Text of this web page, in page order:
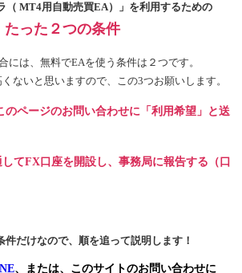
（ MT4用自動売買EA）」を利用するための
たった２つの条件
には、無料でEAを使う条件は２つです。
ないと思いますので、この3つお願いします。
のページのお問い合わせに「利用希望」と送
てFX口座を開設し、事務局に報告する（口
件だけなので、順を追って説明します！
、または、このサイトのお問い合わせに